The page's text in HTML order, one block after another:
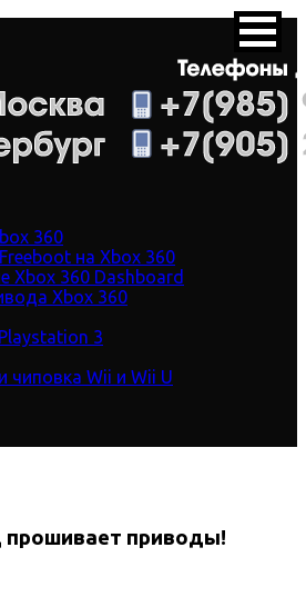
360
на Xbox 360
Xbox 360 Dashboard
Xbox 360
3
чиповка Wii и Wii U
приводы!